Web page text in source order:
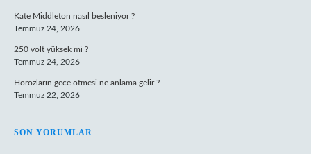
Kate Middleton nasıl besleniyor ?
Temmuz 24, 2026
250 volt yüksek mi ?
Temmuz 24, 2026
Horozların gece ötmesi ne anlama gelir ?
Temmuz 22, 2026
SON YORUMLAR